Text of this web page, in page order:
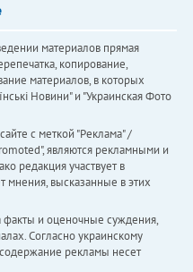
материалов прямая
копирование,
материалов, в которых
Новини" и "Украинская Фото
с меткой "Реклама" /
являются рекламными и
редакция участвует в
мнения, высказанные в этих
факты и оценочные суждения,
Согласно украинскому
содержание рекламы несет